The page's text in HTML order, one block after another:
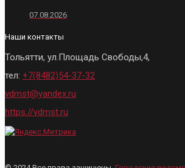
07.08.2026
Наши контакты
Тольятти, ул.Площадь Свободы,4,
тел: +7(8482)54-37-32
vdmst@yandex.ru
https://vdmst.ru